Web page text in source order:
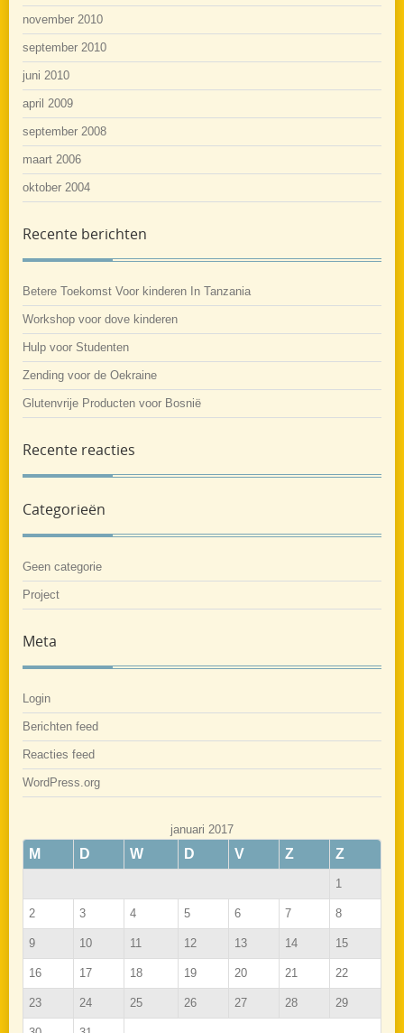
november 2010
september 2010
juni 2010
april 2009
september 2008
maart 2006
oktober 2004
Recente berichten
Betere Toekomst Voor kinderen In Tanzania
Workshop voor dove kinderen
Hulp voor Studenten
Zending voor de Oekraine
Glutenvrije Producten voor Bosnië
Recente reacties
Categorieën
Geen categorie
Project
Meta
Login
Berichten feed
Reacties feed
WordPress.org
januari 2017
M D W D V Z Z
1
2 3 4 5 6 7 8
9 10 11 12 13 14 15
16 17 18 19 20 21 22
23 24 25 26 27 28 29